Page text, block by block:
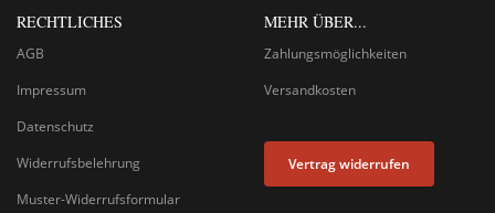
RECHTLICHES
AGB
Impressum
Datenschutz
Widerrufsbelehrung
Muster-Widerrufsformular
MEHR ÜBER...
Zahlungsmöglichkeiten
Versandkosten
Vertrag widerrufen